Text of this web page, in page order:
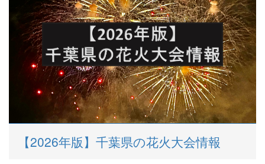
【2026年版】千葉県の花火大会情報